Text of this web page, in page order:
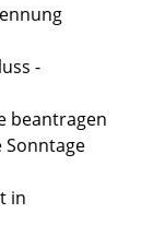
-
beantragen
Sonntage
in